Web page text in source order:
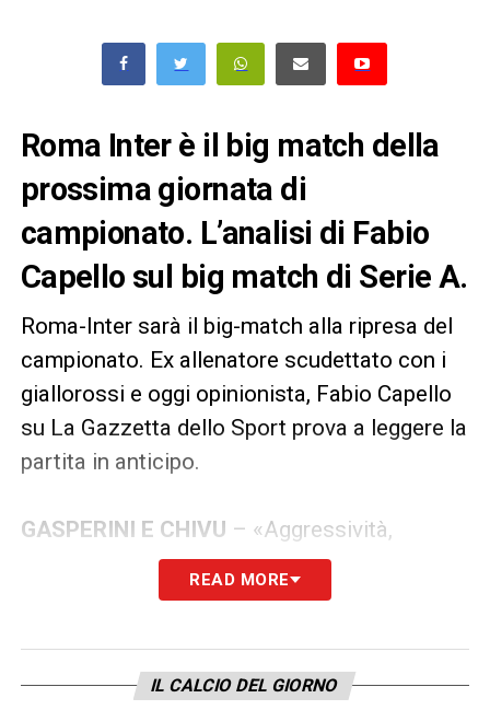
Roma Inter è il big match della
prossima giornata di
campionato. L’analisi di Fabio
Capello sul big match di Serie A.
Roma-Inter sarà il big-match alla ripresa del
campionato. Ex allenatore scudettato con i
giallorossi e oggi opinionista, Fabio Capello
su La Gazzetta dello Sport prova a leggere la
partita in anticipo.
GASPERINI E CHIVU – «Aggressività,
verticalità, pressione. Sì, ci sono punti di
contatto. Gasperini applica la pressione a
arrivare in alto con l’Atalanta e, adesso, con
READ MORE
IL CALCIO DEL GIORNO